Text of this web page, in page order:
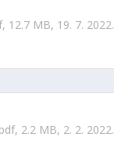
12.7 MB, 19. 7. 2022.
2.2 MB, 2. 2. 2022.